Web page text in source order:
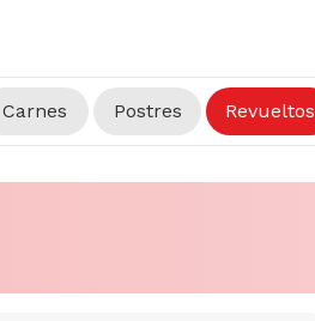
Carnes Postres Revueltos